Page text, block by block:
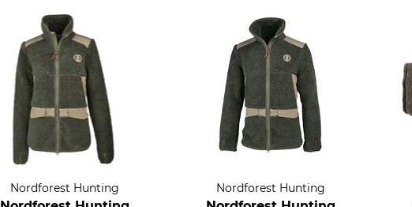
Nordforest Hunting Nordforest Hunting